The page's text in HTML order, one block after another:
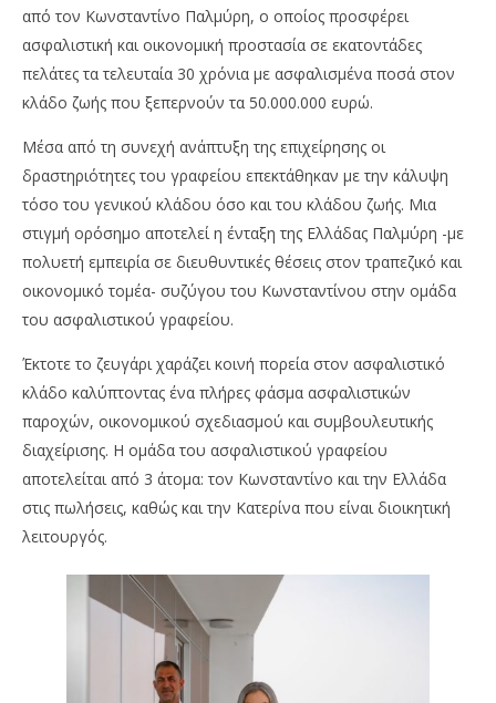
από τον Κωνσταντίνο Παλμύρη, ο οποίος προσφέρει
ασφαλιστική και οικονομική προστασία σε εκατοντάδες
πελάτες τα τελευταία 30 χρόνια με ασφαλισμένα ποσά στον
κλάδο ζωής που ξεπερνούν τα 50.000.000 ευρώ.
Μέσα από τη συνεχή ανάπτυξη της επιχείρησης οι
δραστηριότητες του γραφείου επεκτάθηκαν με την κάλυψη
τόσο του γενικού κλάδου όσο και του κλάδου ζωής. Μια
στιγμή ορόσημο αποτελεί η ένταξη της Ελλάδας Παλμύρη -με
πολυετή εμπειρία σε διευθυντικές θέσεις στον τραπεζικό και
οικονομικό τομέα- συζύγου του Κωνσταντίνου στην ομάδα
του ασφαλιστικού γραφείου.
Έκτοτε το ζευγάρι χαράζει κοινή πορεία στον ασφαλιστικό
κλάδο καλύπτοντας ένα πλήρες φάσμα ασφαλιστικών
παροχών, οικονομικού σχεδιασμού και συμβουλευτικής
διαχείρισης. Η ομάδα του ασφαλιστικού γραφείου
αποτελείται από 3 άτομα: τον Κωνσταντίνο και την Ελλάδα
στις πωλήσεις, καθώς και την Κατερίνα που είναι διοικητική
λειτουργός.